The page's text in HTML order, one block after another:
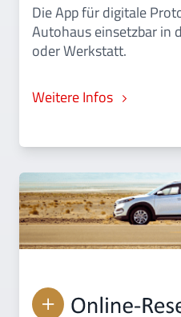
Die App für digitale
Autohaus einsetzbar in der Vermietung, Logistik
oder Werkstatt.
Weitere Infos